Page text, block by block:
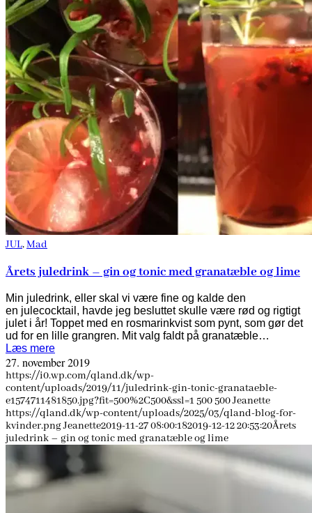
JUL,Mad
Årets juledrink – gin og tonic med granatæble og lime
Min juledrink, eller skal vi være fine og kalde den
en julecocktail, havde jeg besluttet skulle være rød og rigtigt
julet i år! Toppet med en rosmarinkvist som pynt, som gør det
ud for en lille grangren. Mit valg faldt på granatæble…
Læs mere
27. november 2019
https://i0.wp.com/qland.dk/wp-
content/uploads/2019/11/juledrink-gin-tonic-granataeble-
e1574711481850.jpg?fit=500%2C500&ssl=1 500500Jeanette
https://qland.dk/wp-content/uploads/2025/03/qland-blog-for-
kvinder.pngJeanette2019-11-27 08:00:182019-12-12 20:53:20Årets
juledrink – gin og tonic med granatæble og lime